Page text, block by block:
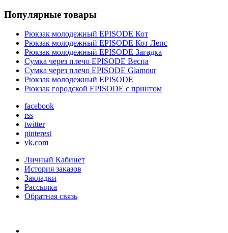
Популярные товары
Рюкзак молодежный EPISODE Кот
Рюкзак молодежный EPISODE Кот Лепс
Рюкзак молодежный EPISODE Загадка
Сумка через плечо EPISODE Веспа
Сумка через плечо EPISODE Glamour
Рюкзак молодежный EPISODE
Рюкзак городской EPISODE с принтом
facebook
rss
twitter
pinterest
vk.com
Личный Кабинет
История заказов
Закладки
Рассылка
Обратная связь